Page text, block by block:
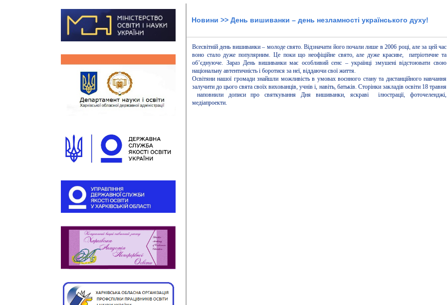
Новини >> День вишиванки – день незламності українського духу!
Всесвітній день вишиванки – молоде свято. Відзначати його почали лише в 2006 році, але за цей час
воно стало дуже популярним. Це поки що неофіційне свято, але дуже красиве, патріотичне та
об’єднуюче. Зараз День вишиванки має особливий сенс – українці змушені відстоювати свою
національну автентичність і боротися за неї, віддаючи свої життя.
Освітяни нашої громади знайшли можливість в умовах воєнного стану та дистанційного навчання
залучити до цього свята своїх вихованців, учнів і, навіть, батьків. Сторінки закладів освіти 18 травня
наповнили дописи про святкування Дня вишиванки, яскраві ілюстрації, фоточеленджі,
медіапроекти.